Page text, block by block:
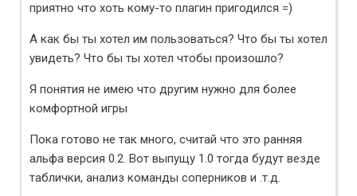
приятно что хоть кому-то плагин пригодился =)
А как бы ты хотел им пользоваться? Что бы ты хотел
увидеть? Что бы ты хотел чтобы произошло?
Я понятия не имею что другим нужно для более
комфортной игры
Пока готово не так много, считай что это ранняя
альфа версия 0.2. Вот выпущу 1.0 тогда будут везде
таблички, анализ команды соперников и .т.д.